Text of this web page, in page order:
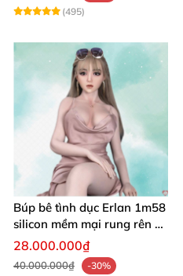
(495)
Búp bê tình dục Erlan 1m58
silicon mềm mại rung rên co
bóp hấp dẫn
28.000.000₫
40.000.000₫
-30%